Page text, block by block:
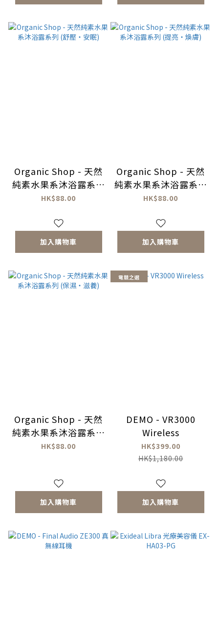
Organic Shop - 天然
純素水果系沐浴露系列
(舒壓・安眠)
HK$88.00
加入購物車
Organic Shop - 天然
純素水果系沐浴露系列
(提亮・煥膚)
HK$88.00
加入購物車
Organic Shop - 天然
純素水果系沐浴露系列
(保濕・滋養)
HK$88.00
加入購物車
電競之選
DEMO - VR3000
Wireless
HK$399.00
HK$1,180.00
加入購物車